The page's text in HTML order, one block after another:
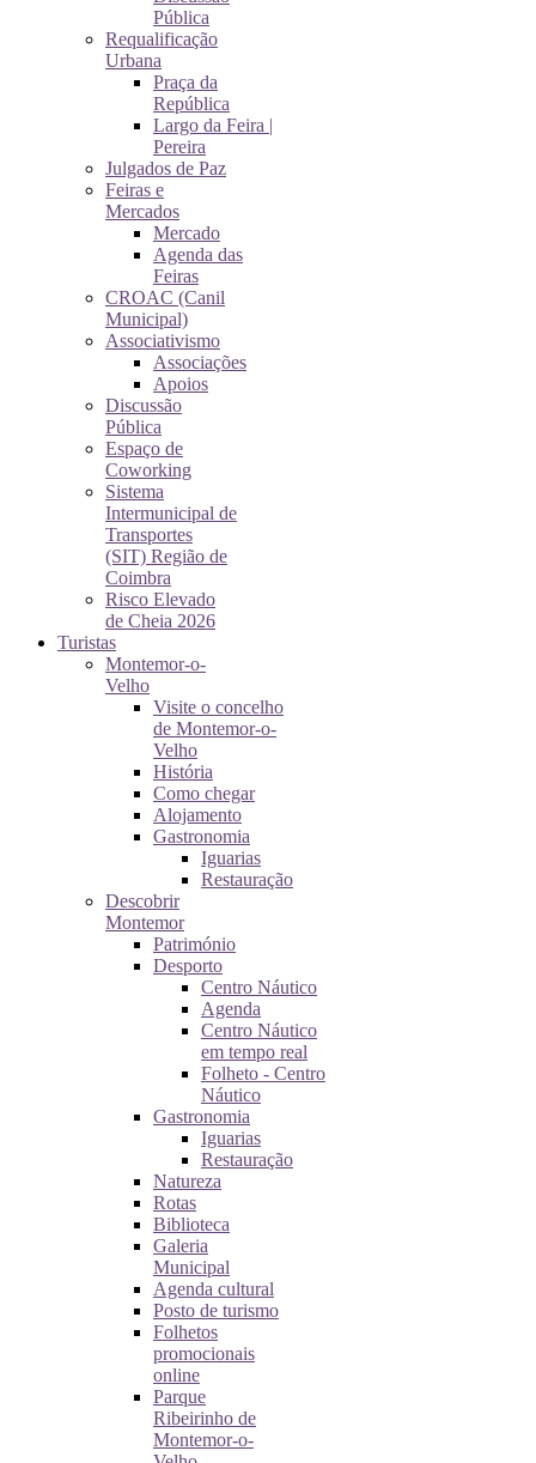
Pública
Requalificação
Urbana
Praça da
República
Largo da Feira |
Pereira
Julgados de Paz
Feiras e
Mercados
Mercado
Agenda das
Feiras
CROAC (Canil
Municipal)
Associativismo
Associações
Apoios
Discussão
Pública
Espaço de
Coworking
Sistema
Intermunicipal de
Transportes
(SIT) Região de
Coimbra
Risco Elevado
de Cheia 2026
Turistas
Montemor-o-
Velho
Visite o concelho
de Montemor-o-
Velho
História
Como chegar
Alojamento
Gastronomia
Iguarias
Restauração
Descobrir
Montemor
Património
Desporto
Centro Náutico
Agenda
Centro Náutico
em tempo real
Folheto - Centro
Náutico
Gastronomia
Iguarias
Restauração
Natureza
Rotas
Biblioteca
Galeria
Municipal
Agenda cultural
Posto de turismo
Folhetos
promocionais
online
Parque
Ribeirinho de
Montemor-o-